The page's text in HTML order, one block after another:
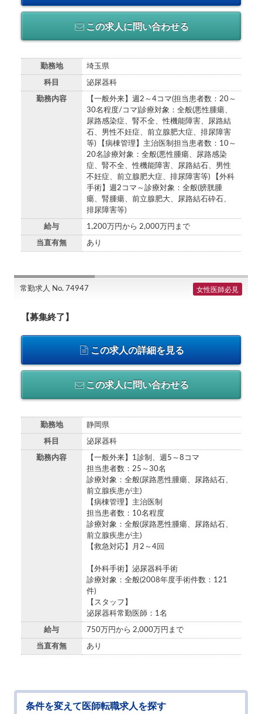
この求人に問い合わせる
勤務地 埼玉県
科目 泌尿器科
勤務内容
【一般外来】週2～4コマ(担当患者数：20～
30名程度/コマ)診療対象：全般(悪性腫瘍、
尿路感染症、腎不全、性機能障害、尿路結
石、男性不妊症、前立腺肥大症、排尿障害
等) 【病棟管理】主治医制担当患者数：10～
20名診療対象：全般(悪性腫瘍、尿路感染
症、腎不全、性機能障害、尿路結石、男性
不妊症、前立腺肥大症、排尿障害等) 【外科
手術】週2コマ～診療対象：全般(膀胱腫
瘍、腎腫瘍、前立腺肥大、尿路結石砕石、
排尿障害等)
給与 1,200万円から 2,000万円まで
当直有無 あり
常勤求人 No. 74947 女性医師必見
【募集終了】
この求人の詳細を見る
この求人に問い合わせる
勤務地 静岡県
科目 泌尿器科
勤務内容
【一般外来】1診制、週5～8コマ
担当患者数：25～30名
診療対象：全般(尿路悪性腫瘍、尿路結石、
前立腺疾患が主)
【病棟管理】主治医制
担当患者数：10名程度
診療対象：全般(尿路悪性腫瘍、尿路結石、
前立腺疾患が主)
【救急対応】月2～4回
【外科手術】泌尿器科手術
診療対象：全般(2008年度手術件数：121
件)
【スタッフ】
泌尿器科常勤医師：1名
給与 750万円から 2,000万円まで
当直有無 あり
条件を変えて医師転職求人を探す